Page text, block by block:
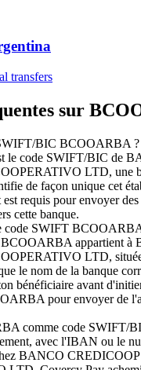
transfers
sur
BIC BCOOARBA ?
le code SWIFT/BIC de
LTD, une
de façon unique cet
requis pour envoyer
cette banque.
code SWIFT
appartient à
LTD,
le nom de la banque
bénéficiaire avant
pour envoyer de
comme code SWIFT/
avec l'IBAN ou le
BANCO CREDICOOP